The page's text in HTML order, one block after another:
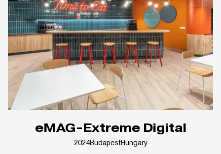
eMAG-Extreme Digital
2024BudapestHungary